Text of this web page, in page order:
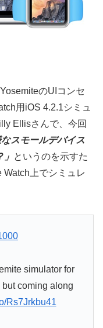
のUIコンセ
用iOS 4.2.1シミュ
Ellisさんで、今回
スモールデバイス
というのを示すた
Watch上でシミュレ
simulator for
coming along
Rs7Jrkbu41